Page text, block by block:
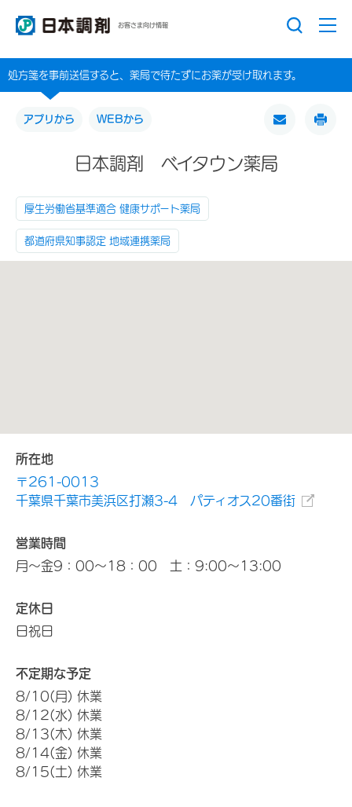
お客さま向け情報
処方箋を事前送信すると、薬局で待たずにお薬が受け取れます。
アプリから WEBから
日本調剤 ベイタウン薬局
厚生労働省基準適合 健康サポート薬局
都道府県知事認定 地域連携薬局
所在地
〒261-0013
千葉県千葉市美浜区打瀬3-4 パティオス20番街
営業時間
月～金9：00～18：00 土：9:00～13:00
定休日
日祝日
不定期な予定
8/10(月) 休業
8/12(水) 休業
8/13(木) 休業
8/14(金) 休業
8/15(土) 休業